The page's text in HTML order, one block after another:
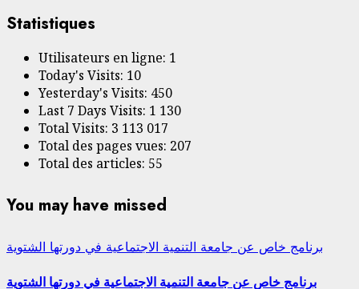
Statistiques
Utilisateurs en ligne: 1
Today's Visits: 10
Yesterday's Visits: 450
Last 7 Days Visits: 1 130
Total Visits: 3 113 017
Total des pages vues: 207
Total des articles: 55
You may have missed
برنامج خاص عن جامعة التنمية الاجتماعية في دورتها الشتوية
برنامج خاص عن جامعة التنمية الاجتماعية في دورتها الشتوية